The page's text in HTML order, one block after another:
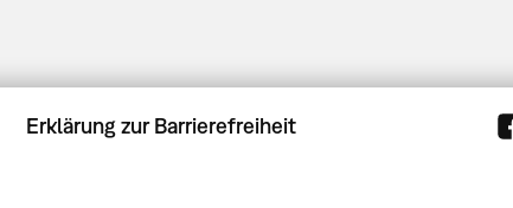
Erklärung zur Barrierefreiheit